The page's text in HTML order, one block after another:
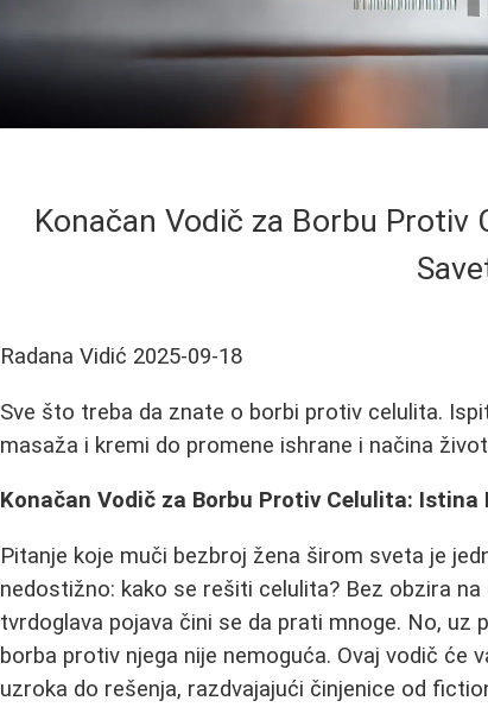
Konačan Vodič za Borbu Protiv
Radana Vidić 2025-09-18
Sve što treba da znate o borbi protiv celulita.
masaža i kremi do promene ishrane i načina
Konačan Vodič za Borbu Protiv Celulita: Istina
Pitanje koje muči bezbroj žena širom sveta je
nedostižno: kako se rešiti celulita? Bez obzira
tvrdoglava pojava čini se da prati mnoge. No, uz
borba protiv njega nije nemoguća. Ovaj vodič će
uzroka do rešenja, razdvajajući činjenice od